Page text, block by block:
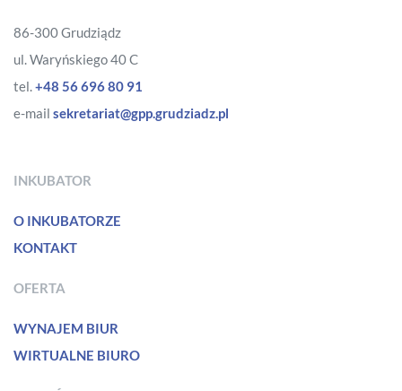
86-300 Grudziądz
ul. Waryńskiego 40 C
tel.+48 56 696 80 91
e-mail sekretariat@gpp.grudziadz.pl
INKUBATOR
O INKUBATORZE
KONTAKT
OFERTA
WYNAJEM BIUR
WIRTUALNE BIURO